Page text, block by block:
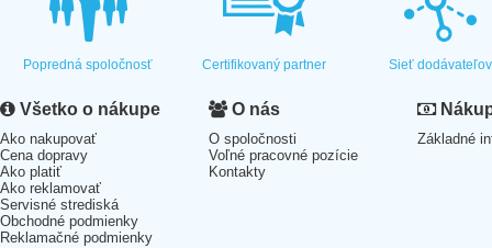
Popredná spoločnosť Certifikovaný partner Sieť dodávateľov
Všetko o nákupe
Ako nakupovať
Cena dopravy
Ako platiť
Ako reklamovať
Servisné strediská
Obchodné podmienky
Reklamačné podmienky
O nás
O spoločnosti
Voľné pracovné pozície
Kontakty
Základné